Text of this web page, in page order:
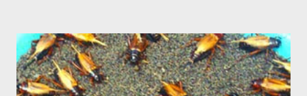
berasal dari tangkapan alam bebas, karena biasanya memiliki
ketahanan tubuh yang lebih baik. Kalaupun induk betina tidak
dapat dari hasil tangkapan alam bebas, maka induk dapat dibeli